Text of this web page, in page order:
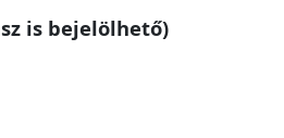
is bejelölhető)